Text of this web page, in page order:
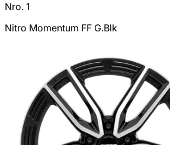
Nro. 1
Nitro Momentum FF G.Blk